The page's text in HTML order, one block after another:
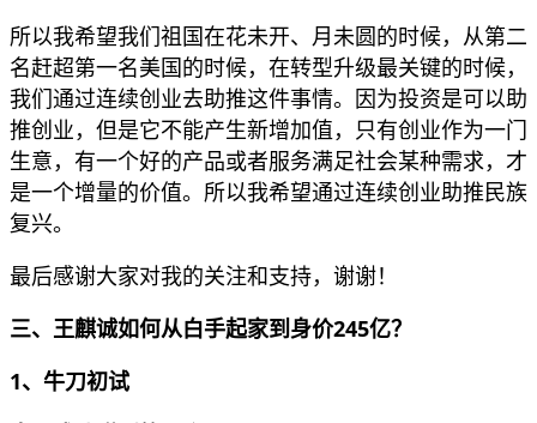
所以我希望我们祖国在花未开、月未圆的时候，从第二
名赶超第一名美国的时候，在转型升级最关键的时候，
我们通过连续创业去助推这件事情。因为投资是可以助
推创业，但是它不能产生新增加值，只有创业作为一门
生意，有一个好的产品或者服务满足社会某种需求，才
是一个增量的价值。所以我希望通过连续创业助推民族
复兴。
最后感谢大家对我的关注和支持，谢谢！
三、王麒诚如何从白手起家到身价245亿？
1、牛刀初试